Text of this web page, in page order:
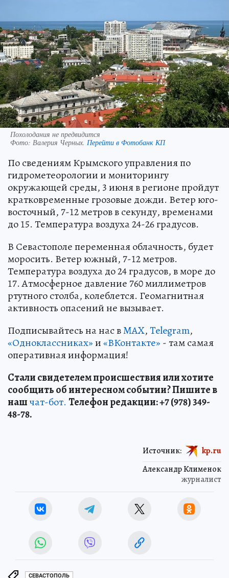
Похолодания не предвидится
Фото: Валерия Черных. Перейти в Фотобанк КП
По сведениям Крымского управления по
гидрометеорологии и мониторингу
окружающей среды, 3 июня в регионе пройдут
кратковременные грозовые дожди. Ветер юго-
восточный, 7-12 метров в секунду, временами
до 15. Температура воздуха 24-26 градусов.
В Севастополе переменная облачность, будет
моросить. Ветер южный, 7-12 метров.
Температура воздуха до 24 градусов, в море до
17. Атмосферное давление 760 миллиметров
ртутного столба, колеблется. Геомагнитная
активность опасений не вызывает.
Подписывайтесь на нас вMAX,Telegram,
«Одноклассниках»и«ВКонтакте» - там самая
оперативная информация!
Стали свидетелем происшествия или хотите
сообщить об интересном событии? Пишите в
нашчат-бот. Телефон редакции: +7 (978) 349-
48-78.
Александр Клименок
журналист
Источник: kp.ru
СЕВАСТОПОЛЬ